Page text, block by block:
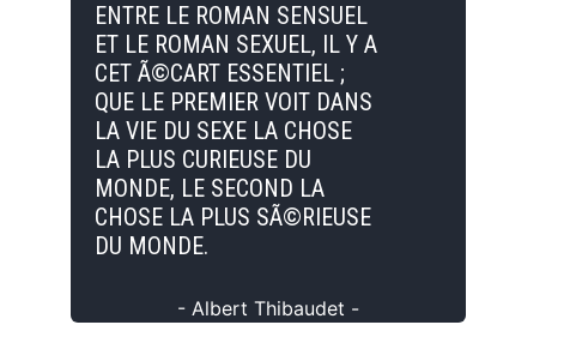
ENTRE LE ROMAN SENSUEL
ET LE ROMAN SEXUEL, IL Y A
CET Ã©CART ESSENTIEL ;
QUE LE PREMIER VOIT DANS
LA VIE DU SEXE LA CHOSE
LA PLUS CURIEUSE DU
MONDE, LE SECOND LA
CHOSE LA PLUS SÃ©RIEUSE
DU MONDE.
- Albert Thibaudet -